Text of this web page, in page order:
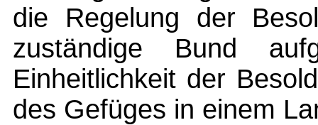
die Regelung der
zuständige Bund
Einheitlichkeit der
des Gefüges in einem